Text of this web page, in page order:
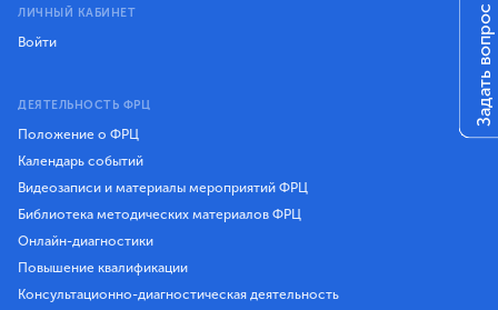
ЛИЧНЫЙ КАБИНЕТ
Войти
ДЕЯТЕЛЬНОСТЬ ФРЦ
Положение о ФРЦ
Календарь событий
Видеозаписи и материалы мероприятий ФРЦ
Библиотека методических материалов ФРЦ
Онлайн-диагностики
Повышение квалификации
Консультационно-диагностическая деятельность
Задать вопрос